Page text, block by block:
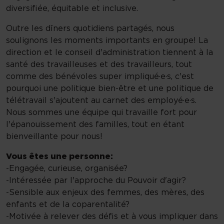
diversifiée, équitable et inclusive.
Outre les dîners quotidiens partagés, nous
soulignons les moments importants en groupe! La
direction et le conseil d'administration tiennent à la
santé des travailleuses et des travailleurs, tout
comme des bénévoles super impliqué·e·s, c'est
pourquoi une politique bien-être et une politique de
télétravail s'ajoutent au carnet des employé·e·s.
Nous sommes une équipe qui travaille fort pour
l'épanouissement des familles, tout en étant
bienveillante pour nous!
Vous êtes une personne:
-Engagée, curieuse, organisée?
-Intéressée par l'approche du Pouvoir d'agir?
-Sensible aux enjeux des femmes, des mères, des
enfants et de la coparentalité?
-Motivée à relever des défis et à vous impliquer dans